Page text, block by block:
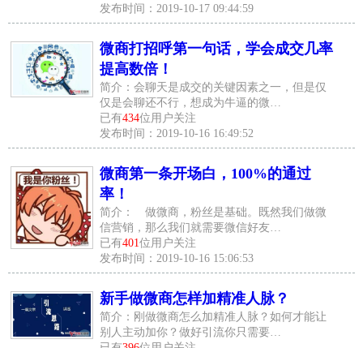
发布时间：2019-10-17 09:44:59
微商打招呼第一句话，学会成交几率
提高数倍！
简介：会聊天是成交的关键因素之一，但是仅
仅是会聊还不行，想成为牛逼的微…
已有434位用户关注
发布时间：2019-10-16 16:49:52
微商第一条开场白，100%的通过
率！
简介： 做微商，粉丝是基础。既然我们做微
信营销，那么我们就需要微信好友…
已有401位用户关注
发布时间：2019-10-16 15:06:53
新手做微商怎样加精准人脉？
简介：刚做微商怎么加精准人脉？如何才能让
别人主动加你？做好引流你只需要…